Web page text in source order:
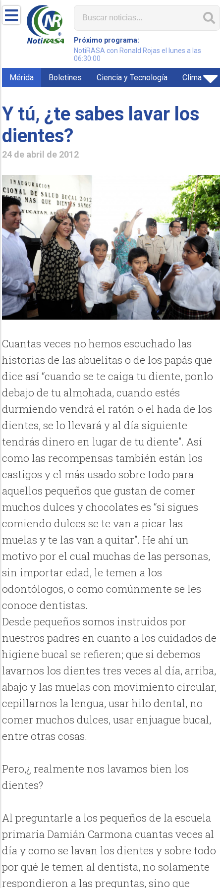
Próximo programa:
NotiRASA con Ronald Rojas el lunes a las
06:30:00
Mérida Boletines Ciencia y Tecnología Clima
Y tú, ¿te sabes lavar los
dientes?
24 de abril de 2012
Cuantas veces no hemos escuchado las
historias de las abuelitas o de los papás que
dice así “cuando se te caiga tu diente, ponlo
debajo de tu almohada, cuando estés
durmiendo vendrá el ratón o el hada de los
dientes, se lo llevará y al día siguiente
tendrás dinero en lugar de tu diente”. Así
como las recompensas también están los
castigos y el más usado sobre todo para
aquellos pequeños que gustan de comer
muchos dulces y chocolates es “si sigues
comiendo dulces se te van a picar las
muelas y te las van a quitar”. He ahí un
motivo por el cual muchas de las personas,
sin importar edad, le temen a los
odontólogos, o como comúnmente se les
conoce dentistas.
Desde pequeños somos instruidos por
nuestros padres en cuanto a los cuidados de
higiene bucal se refieren; que si debemos
lavarnos los dientes tres veces al día, arriba,
abajo y las muelas con movimiento circular,
cepillarnos la lengua, usar hilo dental, no
comer muchos dulces, usar enjuague bucal,
entre otras cosas.
Pero,¿ realmente nos lavamos bien los
dientes?
Al preguntarle a los pequeños de la escuela
primaria Damián Carmona cuantas veces al
día y como se lavan los dientes y sobre todo
por qué le temen al dentista, no solamente
respondieron a las preguntas, sino que